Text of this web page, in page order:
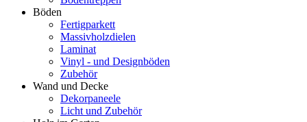
Böden
Fertigparkett
Massivholzdielen
Laminat
Vinyl - und Designböden
Zubehör
Wand und Decke
Dekorpaneele
Licht und Zubehör